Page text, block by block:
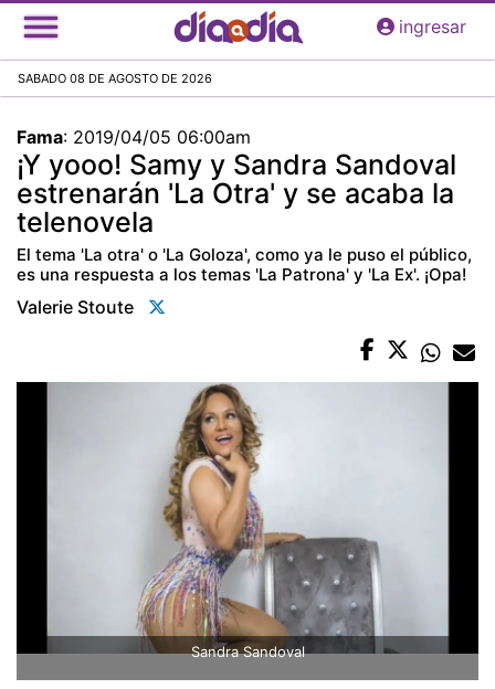
Pasar
al
principal
ingresar
SABADO 08 DE AGOSTO DE 2026
Fama: 2019/04/05 06:00am
¡Y yooo! Samy y Sandra Sandoval
estrenarán 'La Otra' y se acaba la
telenovela
El tema 'La otra' o 'La Goloza', como ya le puso el público,
es una respuesta a los temas 'La Patrona' y 'La Ex'. ¡Opa!
Valerie Stoute
Sandra Sandoval